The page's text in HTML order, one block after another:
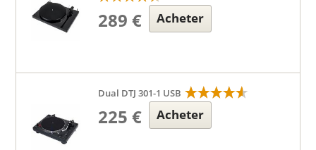
289 € Acheter
Dual DTJ 301-1 USB
225 € Acheter